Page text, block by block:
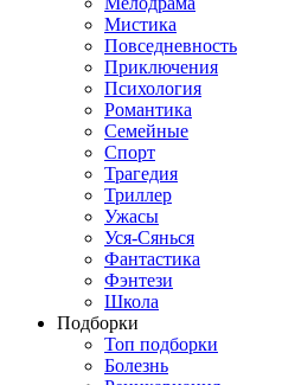
Мистика
Повседневность
Приключения
Психология
Романтика
Семейные
Спорт
Трагедия
Триллер
Ужасы
Уся-Сянься
Фантастика
Фэнтези
Школа
Подборки
Топ подборки
Болезнь